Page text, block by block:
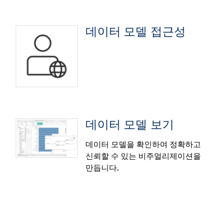
커뮤니티의 제안을 반영한 기능
참고: 이 기능은 2025.1에 최초 배포 후, 주간 릴리스 업
데이트로 Tableau Cloud에 배포됩니다.
스에 추가된 선택적 탐색 스타일입니다. 이 뷰는 기본
적으로 활성화되어 있으므로 여러 수준으로 중첩된 프
로젝트가 많은 사용자는 Tableau Cloud, Server,
Desktop, Public에서 프로젝트를 쉽게 찾을 수 있습니
다.
네덜란드어 지원
말 페이지를 네덜란드어로 탐색하려면 Tableau
Desktop의 경우에는 도움말 메뉴로 이동한 후 언어 설
정을 선택하고 Tableau Cloud 및 Server의 경우에는
내 계정 설정, 언어 및 지역 설정을 선택하십시오.
데이터 모델 접근성
데이터 모델 접근성
데이터 모델 접근성을 통해 모든 사용자가 키보드 제어
와 화면 읽기 프로그램을 사용하여 Tableau의 관계 데
데이터 모델 보기
데이터 모델을 확인하여 정확하고
신뢰할 수 있는 비주얼리제이션을
만듭니다.